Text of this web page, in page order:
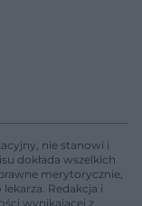
nie stanowi i
dokłada wszelkich
merytorycznie,
Redakcja i
wynikającej z